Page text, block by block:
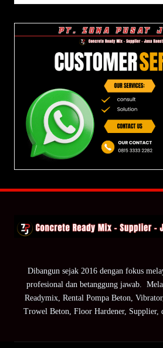
Dibangun sejak 2016 dengan fokus
profesional dan betanggung jawab.
Readymix, Rental Pompa Beton,
Trowel Beton, Floor Hardener, Supplier,